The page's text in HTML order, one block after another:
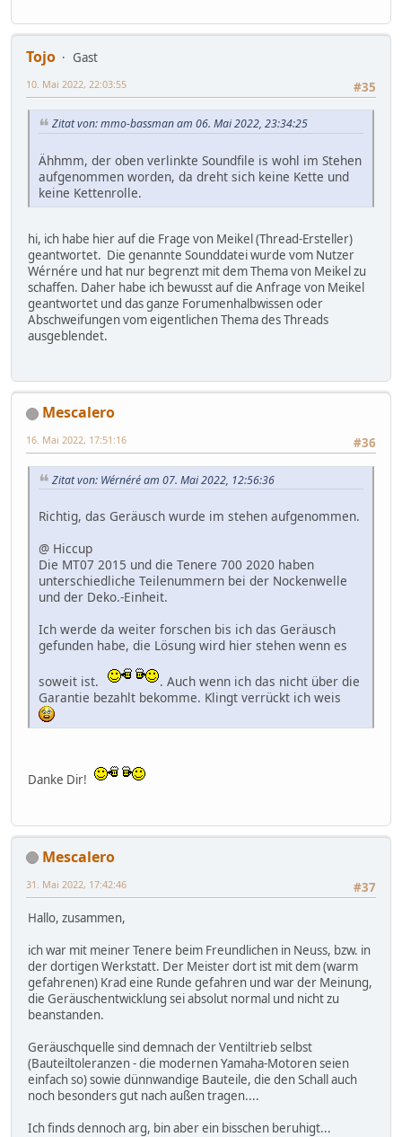
Tojo
Gast
#35
10. Mai 2022, 22:03:55
Zitat von: mmo-bassman am 06. Mai 2022, 23:34:25
Ähhmm, der oben verlinkte Soundfile is wohl im Stehen
aufgenommen worden, da dreht sich keine Kette und
keine Kettenrolle.
hi, ich habe hier auf die Frage von Meikel (Thread-Ersteller)
geantwortet. Die genannte Sounddatei wurde vom Nutzer
Wérnére und hat nur begrenzt mit dem Thema von Meikel zu
schaffen. Daher habe ich bewusst auf die Anfrage von Meikel
geantwortet und das ganze Forumenhalbwissen oder
Abschweifungen vom eigentlichen Thema des Threads
ausgeblendet.
Mescalero
#36
16. Mai 2022, 17:51:16
Zitat von: Wérnéré am 07. Mai 2022, 12:56:36
Richtig, das Geräusch wurde im stehen aufgenommen.
@ Hiccup
Die MT07 2015 und die Tenere 700 2020 haben
unterschiedliche Teilenummern bei der Nockenwelle
und der Deko.-Einheit.
Ich werde da weiter forschen bis ich das Geräusch
gefunden habe, die Lösung wird hier stehen wenn es
soweit ist.
. Auch wenn ich das nicht über die
Garantie bezahlt bekomme. Klingt verrückt ich weis
Danke Dir!
Mescalero
#37
31. Mai 2022, 17:42:46
Hallo, zusammen,
ich war mit meiner Tenere beim Freundlichen in Neuss, bzw. in
der dortigen Werkstatt. Der Meister dort ist mit dem (warm
gefahrenen) Krad eine Runde gefahren und war der Meinung,
die Geräuschentwicklung sei absolut normal und nicht zu
beanstanden.
Geräuschquelle sind demnach der Ventiltrieb selbst
(Bauteiltoleranzen - die modernen Yamaha-Motoren seien
einfach so) sowie dünnwandige Bauteile, die den Schall auch
noch besonders gut nach außen tragen....
Ich finds dennoch arg, bin aber ein bisschen beruhigt...